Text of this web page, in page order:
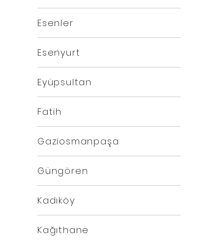
Esenler
Esenyurt
Eyüpsultan
Fatih
Gaziosmanpaşa
Güngören
Kadıköy
Kağıthane